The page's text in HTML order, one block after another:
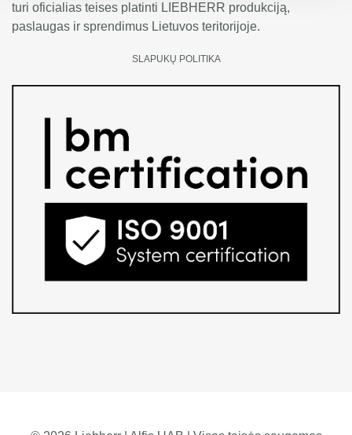
turi oficialias teises platinti LIEBHERR produkciją,
paslaugas ir sprendimus Lietuvos teritorijoje.
SLAPUKŲ POLITIKA